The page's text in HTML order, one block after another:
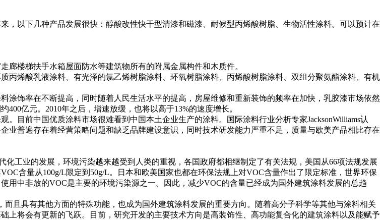
以下几种产品发展很快：醇酸改性快干型清漆和磁漆、耐候型丙烯酸树脂、生物活性涂料。可以预计在
楼梯扶手水箱屋面防水等建筑物所有的附属金属构件和木质件。
烯酸乳液涂料、有光泽的氯乙烯树脂涂料、环氧树脂涂料、丙烯酸树脂涂料、双组分聚氨酯涂料、有机
饰率在不断提高，同时随着人民生活水平的提高，房屋维修和重新装饰的频率在加快，乳胶漆市场依然
亿元。2010年之后，增速放缓，也将以高于13%的速度增长。
目前中国优质涂料市场很难看到中国本土企业生产的涂料。国际涂料行业分析专家JacksonWilliams认
业普遍存在着经营策略问题和缺乏品牌建设意识，同时技术研发能力严重不足，质量与欧美产品相比存在
工业的发展，环境污染越来越受到人类的重视，各国政府都相继制定了有关法规，美国从66项法规发展
含量从100g/L限定到50g/L。日本和欧美国家也都在环保法规上对VOC含量作出了限定标准，世界环保
用中非放的VOC是主要的环境污染源之一。因此，减少VOC的含量已经成为国外建筑涂料发展的总趋
且具有其他方面的特殊功能，也成为国外建筑涂料发展的重要方向。随着高分子科学等其他与涂料相关
上将会有更新的飞跃。目前，研究开发的主要技术方向是高装饰性、高功能复合化的建筑涂料以及能赋予